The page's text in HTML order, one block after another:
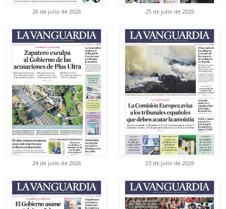
26 de julio de 2026 25 de julio de 2026
24 de julio de 2026 23 de julio de 2026